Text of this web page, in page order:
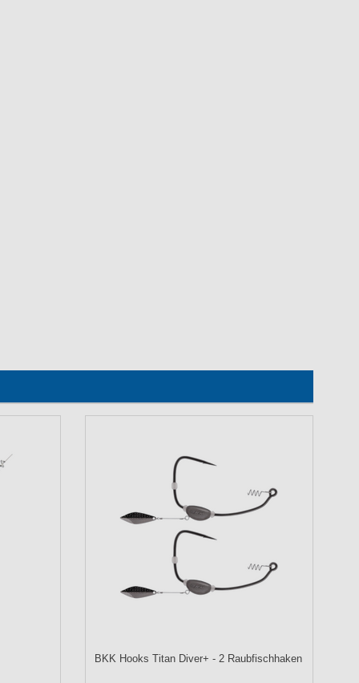
BKK Hooks Titan Diver+ - 2 Raubfischhaken